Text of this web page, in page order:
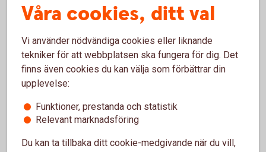
för att underlätta omställningen
av företagen
Det är mycket att tänka på om du vill ställa om till ett mer
hållbart företag. Det är viktigt är att du gör en egen analys
av ditt företags förutsättningar och möjligheter och att du
därefter gör en tydlig genomförande- och tidplan. Det
underlättar och ger struktur i arbetet att nå sina
realisera företagets hållbarhetsplaner är utbildning och
Våra cookies, ditt val
Vi använder nödvändiga cookies eller liknande
tekniker för att webbplatsen ska fungera för dig. Det
finns även cookies du kan välja som förbättrar din
upplevelse:
Funktioner, prestanda och statistik
Relevant marknadsföring
Du kan ta tillbaka ditt cookie-medgivande när du vill,